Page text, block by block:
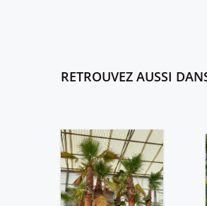
RETROUVEZ AUSSI